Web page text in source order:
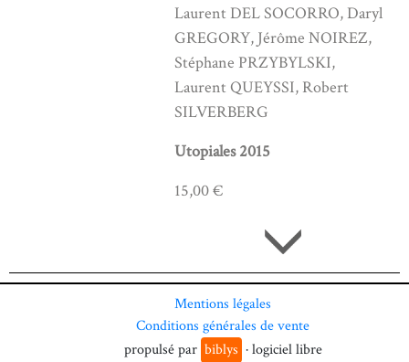
Laurent DEL SOCORRO, Daryl
GREGORY, Jérôme NOIREZ,
Stéphane PRZYBYLSKI,
Laurent QUEYSSI, Robert
SILVERBERG
Utopiales 2015
15,00 €
Mentions légales
Conditions générales de vente
propulsé par biblys · logiciel libre